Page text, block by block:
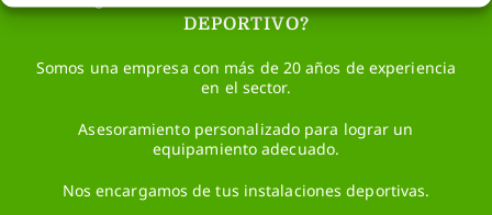
DEPORTIVO?
Somos una empresa con más de 20 años de experiencia
en el sector.
Asesoramiento personalizado para lograr un
equipamiento adecuado.
Nos encargamos de tus instalaciones deportivas.